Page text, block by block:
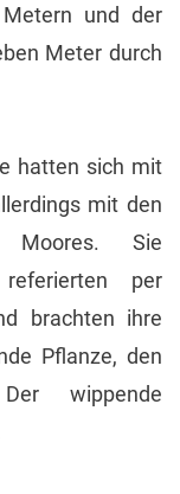
und der
Meter durch
hatten sich mit
mit den
Moores. Sie
per
brachten ihre
Pflanze, den
wippende